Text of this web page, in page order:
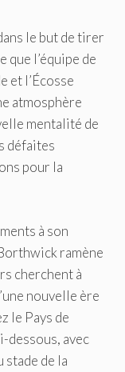
le but de tirer
que l’équipe de
et l’Écosse
atmosphère
mentalité de
défaites
pour la
à son
ramène
cherchent à
nouvelle ère
le Pays de
dessous, avec
stade de la